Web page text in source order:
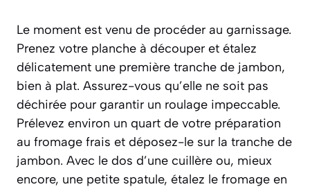
Le moment est venu de procéder au garnissage.
Prenez votre planche à découper et étalez
délicatement une première tranche de jambon,
bien à plat. Assurez-vous qu’elle ne soit pas
déchirée pour garantir un roulage impeccable.
Prélevez environ un quart de votre préparation
au fromage frais et déposez-le sur la tranche de
jambon. Avec le dos d’une cuillère ou, mieux
encore, une petite spatule, étalez le fromage en